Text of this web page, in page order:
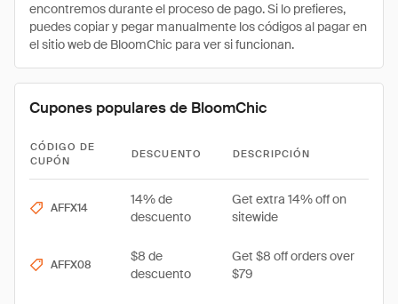
encontremos durante el proceso de pago. Si lo prefieres,
puedes copiar y pegar manualmente los códigos al pagar en
el sitio web de BloomChic para ver si funcionan.
Cupones populares de BloomChic
CÓDIGO DE
CUPÓN
DESCUENTO DESCRIPCIÓN
AFFX14
14% de
descuento
Get extra 14% off on
sitewide
AFFX08
$8 de
descuento
Get $8 off orders over
$79